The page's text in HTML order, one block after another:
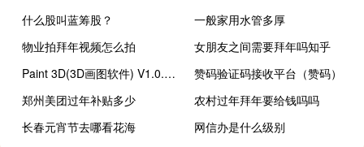
什么股叫蓝筹股？
一般家用水管多厚
物业拍拜年视频怎么拍
女朋友之间需要拜年吗知乎
Paint 3D(3D画图软件) V1.0.0 官方版（Paint 3D(3D画图软件) V1.0.0 官方版功能简介）
赞码验证码接收平台（赞码）
郑州美团过年补贴多少
农村过年拜年要给钱吗吗
长春元宵节去哪看花海
网信办是什么级别